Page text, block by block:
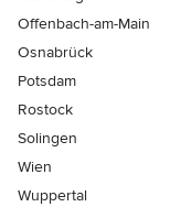
Offenbach-am-Main
Osnabrück
Potsdam
Rostock
Solingen
Wien
Wuppertal